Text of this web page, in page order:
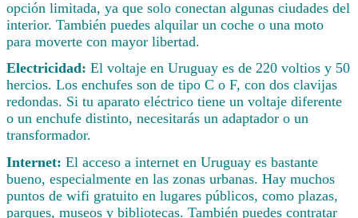
opción limitada, ya que solo conectan algunas ciudades del
interior. También puedes alquilar un coche o una moto
para moverte con mayor libertad.
Electricidad: El voltaje en Uruguay es de 220 voltios y 50
hercios. Los enchufes son de tipo C o F, con dos clavijas
redondas. Si tu aparato eléctrico tiene un voltaje diferente
o un enchufe distinto, necesitarás un adaptador o un
transformador.
Internet: El acceso a internet en Uruguay es bastante
bueno, especialmente en las zonas urbanas. Hay muchos
puntos de wifi gratuito en lugares públicos, como plazas,
parques, museos y bibliotecas. También puedes contratar